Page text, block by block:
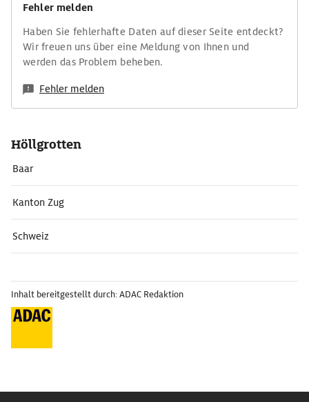
Fehler melden
Haben Sie fehlerhafte Daten auf dieser Seite entdeckt?
Wir freuen uns über eine Meldung von Ihnen und
werden das Problem beheben.
Fehler melden
Höllgrotten
Baar
Kanton Zug
Schweiz
Inhalt bereitgestellt durch: ADAC Redaktion